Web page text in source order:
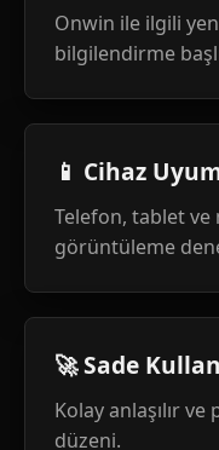
Onwin ile ilgili
bilgilendirme
📱 Cihaz
Telefon, tablet
görüntüleme
🚀 Sade
Kolay anlaşılır
düzeni.